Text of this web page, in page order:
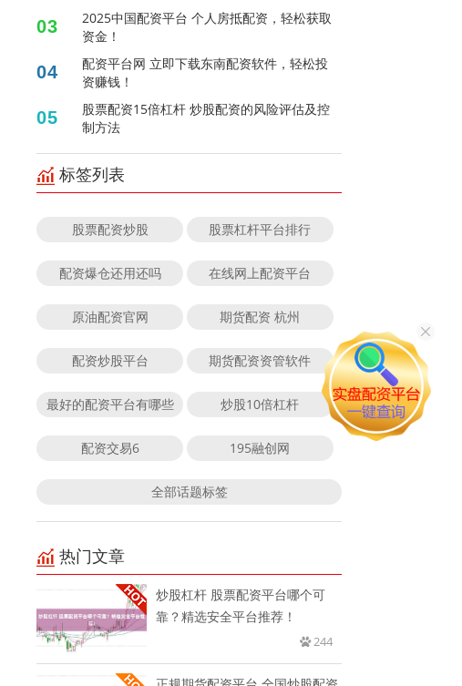
03
2025中国配资平台 个人房抵配资，轻松获取
资金！
04
配资平台网 立即下载东南配资软件，轻松投
资赚钱！
05
股票配资15倍杠杆 炒股配资的风险评估及控
制方法
标签列表
股票配资炒股 股票杠杆平台排行
配资爆仓还用还吗 在线网上配资平台
原油配资官网 期货配资 杭州
配资炒股平台 期货配资资管软件
最好的配资平台有哪些 炒股10倍杠杆
配资交易6 195融创网
全部话题标签
热门文章
炒股杠杆 股票配资平台哪个可
靠？精选安全平台推荐！
244